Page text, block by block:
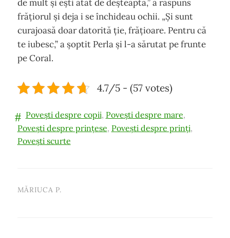
de mult și ești atât de deșteaptă,” a răspuns
frățiorul și deja i se închideau ochii. „Și sunt
curajoasă doar datorită ție, frățioare. Pentru că
te iubesc,” a șoptit Perla și l-a sărutat pe frunte
pe Coral.
4.7/5 - (57 votes)
Povești despre copii, Povești despre mare,
Povești despre prințese, Povești despre prinți,
Povești scurte
MĂRIUCA P.